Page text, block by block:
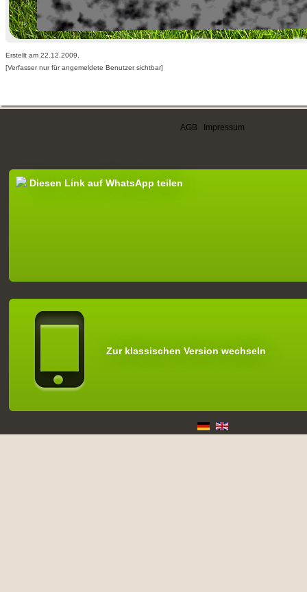
Erstellt am 22.12.2009,
[Verfasser nur für angemeldete Benutzer sichtbar]
AGB Impressum
Diesen Link auf WhatsApp teilen
Zur klassischen Version wechseln